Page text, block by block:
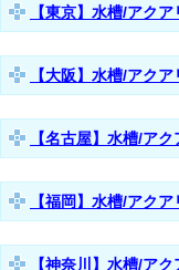
【東京】水槽/アク
【大阪】水槽/アク
【名古屋】水槽/ア
【福岡】水槽/アク
【神奈川】水槽/ア